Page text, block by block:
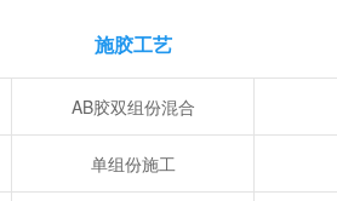
施胶工艺
AB胶双组份混合
单组份施工